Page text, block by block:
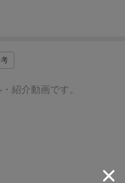
ルを置いていって川が
見極めるゲーム。
紹介動画です。